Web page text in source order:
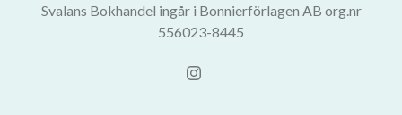
Svalans Bokhandel ingår i Bonnierförlagen AB org.nr
556023-8445